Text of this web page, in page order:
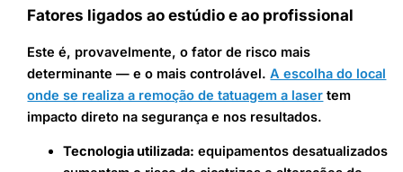
Fatores ligados ao estúdio e ao profissional
Este é, provavelmente, o fator de risco mais
determinante — e o mais controlável.A escolha do local
onde se realiza a remoção de tatuagem a laser tem
impacto direto na segurança e nos resultados.
Tecnologia utilizada: equipamentos desatualizados